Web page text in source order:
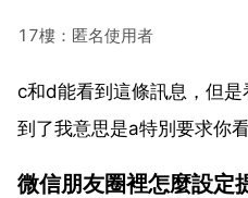
17樓：匿名使用者
c和d能看到這條訊息，但
到了我意思是a特別要求你
微信朋友圈裡怎麼設定